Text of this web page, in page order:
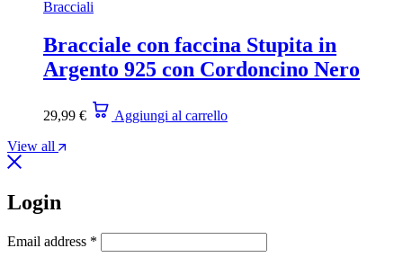
Bracciali
Bracciale con faccina Stupita in
Argento 925 con Cordoncino Nero
29,99 €
Aggiungi al carrello
View all
Login
Email address *